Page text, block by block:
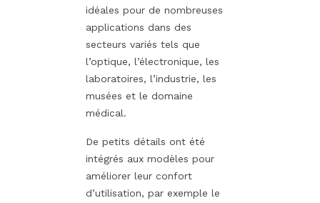
idéales pour de nombreuses
applications dans des
secteurs variés tels que
l’optique, l’électronique, les
laboratoires, l’industrie, les
musées et le domaine
médical.
De petits détails ont été
intégrés aux modèles pour
améliorer leur confort
d’utilisation, par exemple le